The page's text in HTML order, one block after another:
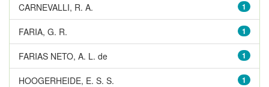
1
CARNEVALLI, R. A.
1
FARIA, G. R.
1
FARIAS NETO, A. L. de
1
HOOGERHEIDE, E. S. S.